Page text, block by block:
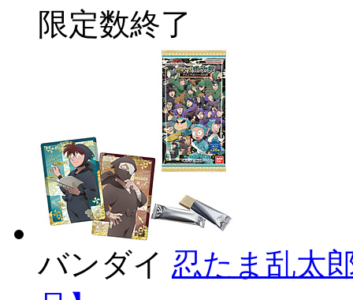
限定数終了
バンダイ 忍たま乱太